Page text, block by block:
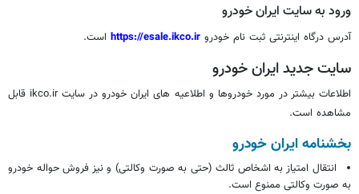
ورود به سایت ایران خودرو
آدرس درگاه اینترنتی ثبت نام خودرو https://esale.ikco.ir است.
سایت جدید ایران خودرو
اطلاعات بیشتر در مورد خودروها و اطلاعیه های ایران خودرو در سایت ikco.ir قابل
مشاهده است.
بخشنامه ایران خودرو
انتقال امتیاز به اشخاص ثالث (حتی به صورت وکالتی) و نیز فروش حواله خودرو
به صورت وکالتی ممنوع است.